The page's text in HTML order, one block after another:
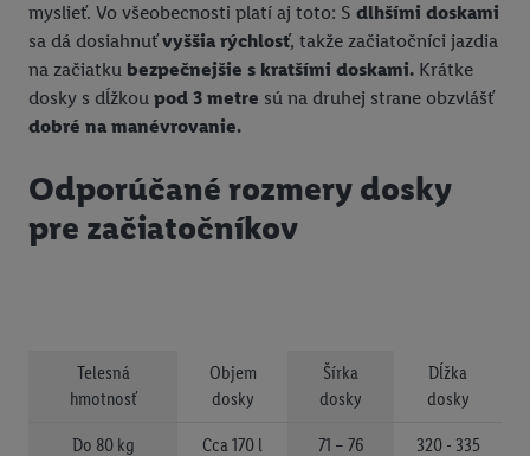
myslieť. Vo všeobecnosti platí aj toto: S dlhšími doskami
sa dá dosiahnuťvyššia rýchlosť, takže začiatočníci jazdia
na začiatku bezpečnejšie s kratšími doskami. Krátke
dosky s dĺžkou pod 3 metre sú na druhej strane obzvlášť
dobré na manévrovanie.
Odporúčané rozmery dosky
pre začiatočníkov
Telesná
hmotnosť
Objem
dosky
Šírka
dosky
Dĺžka
dosky
Do 80 kg Cca 170 l 71 – 76 320 - 335